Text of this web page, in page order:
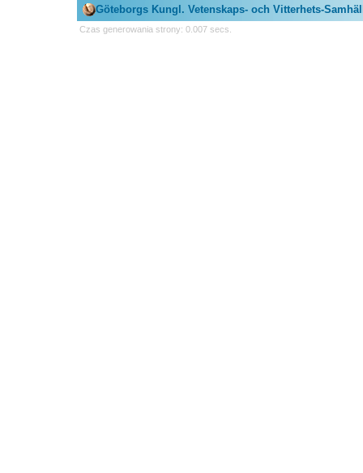
Göteborgs Kungl. Vetenskaps- och Vitterhets-
Czas generowania strony: 0.007 secs.